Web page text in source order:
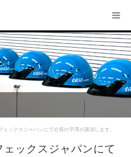
ェックスジャパンにて社長の平澤が講演します。
ェックスジャパンにて